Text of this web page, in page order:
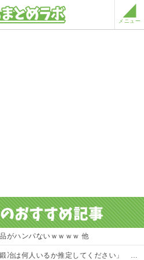
メニュー
がハンパないｗｗｗｗ 他
どういう風に考えましたか？」 俺「知ってました」→この後『こう』なったんだがマジで納得いかない！！！！！